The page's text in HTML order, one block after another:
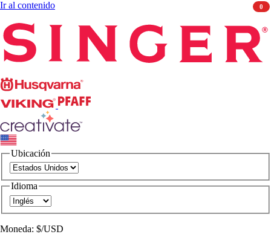
Ir al contenido
Husqvarna
Viking
PFAFF CREATIVATE
Ubicación
Idioma
Moneda: $/USD
0